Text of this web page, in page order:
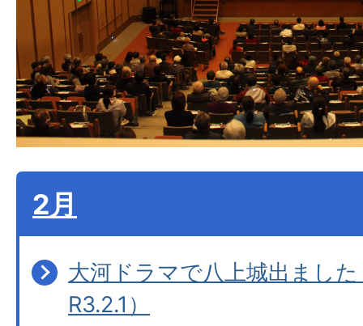
2月
大河ドラマで八上城出まし
R3.2.1）